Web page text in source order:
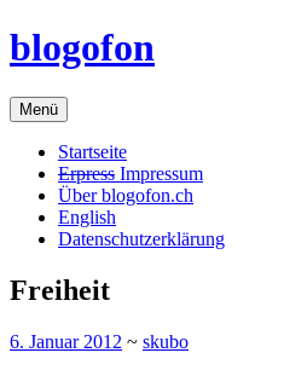
Zum
Inhalt
blogofon
Menü
Startseite
Erpress Impressum
Über blogofon.ch
English
Datenschutzerklärung
Freiheit
6. Januar 2012 ~ skubo